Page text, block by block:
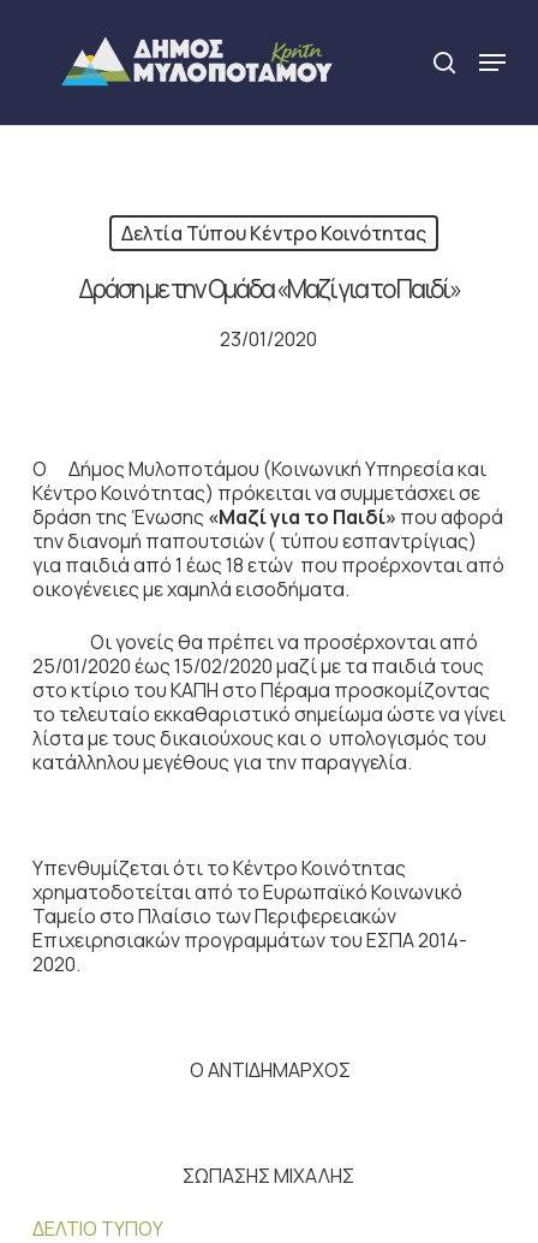
content
search
Menu
Δελτία Τύπου Κέντρο Κοινότητας
Δράση με την Ομάδα «Μαζί για το Παιδί»
23/01/2020
Ο Δήμος Μυλοποτάμου (Κοινωνική Υπηρεσία και
Κέντρο Κοινότητας) πρόκειται να συμμετάσχει σε
δράση της Ένωσης «Μαζί για το Παιδί» που αφορά
την διανομή παπουτσιών ( τύπου εσπαντρίγιας)
για παιδιά από 1 έως 18 ετών που προέρχονται από
οικογένειες με χαμηλά εισοδήματα.
Οι γονείς θα πρέπει να προσέρχονται από
25/01/2020 έως 15/02/2020 μαζί με τα παιδιά τους
στο κτίριο του ΚΑΠΗ στο Πέραμα προσκομίζοντας
το τελευταίο εκκαθαριστικό σημείωμα ώστε να γίνει
λίστα με τους δικαιούχους και ο υπολογισμός του
κατάλληλου μεγέθους για την παραγγελία.
Υπενθυμίζεται ότι το Κέντρο Κοινότητας
χρηματοδοτείται από το Ευρωπαϊκό Κοινωνικό
Ταμείο στο Πλαίσιο των Περιφερειακών
Επιχειρησιακών προγραμμάτων του ΕΣΠΑ 2014-
2020.
Ο ΑΝΤΙΔΗΜΑΡΧΟΣ
ΣΩΠΑΣΗΣ ΜΙΧΑΛΗΣ
ΔΕΛΤΙΟ ΤΥΠΟΥ
Close